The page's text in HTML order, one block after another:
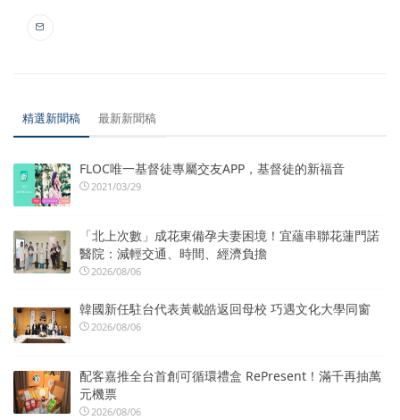
精選新聞稿 最新新聞稿
FLOC唯一基督徒專屬交友APP，基督徒的新福音
2021/03/29
「北上次數」成花東備孕夫妻困境！宜蘊串聯花蓮門諾
醫院：減輕交通、時間、經濟負擔
2026/08/06
韓國新任駐台代表黃載皓返回母校 巧遇文化大學同窗
2026/08/06
配客嘉推全台首創可循環禮盒 RePresent！滿千再抽萬
元機票
2026/08/06